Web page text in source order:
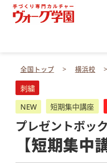
全国トップ 横浜校
刺繍
NEW
短期集中講座
プレゼントボッ
【短期集